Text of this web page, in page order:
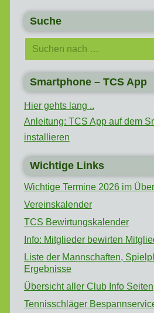
Suche
Smartphone – TCS App
Hier gehts lang ..
Anleitung: TCS App auf dem
installieren
Wichtige Links
Wichtige Termine 2026 im
Vereinskalender
TCS Bewirtungskalender
Info: Mitglieder bewirten
Liste der Mannschaften,
Ergebnisse
Übersicht aller Club Info Seiten
Tennisschläger